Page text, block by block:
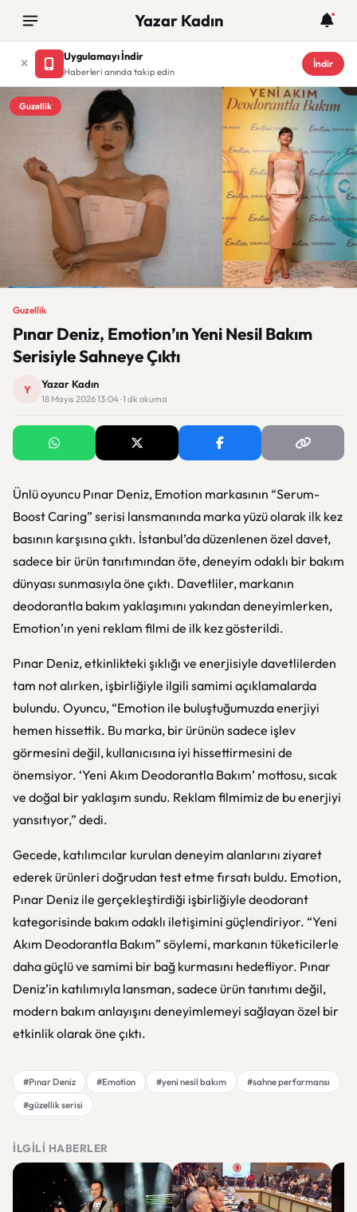
Yazar Kadın
Uygulamayı İndir
Haberleri anında takip edin
İndir
Guzellik
Guzellik
Pınar Deniz, Emotion’ın Yeni Nesil Bakım
Serisiyle Sahneye Çıktı
Y Yazar Kadın
18 Mayıs 2026 13:04 · 1 dk okuma
Ünlü oyuncu Pınar Deniz, Emotion markasının “Serum-
Boost Caring” serisi lansmanında marka yüzü olarak ilk kez
basının karşısına çıktı. İstanbul’da düzenlenen özel davet,
sadece bir ürün tanıtımından öte, deneyim odaklı bir bakım
dünyası sunmasıyla öne çıktı. Davetliler, markanın
deodorantla bakım yaklaşımını yakından deneyimlerken,
Emotion’ın yeni reklam filmi de ilk kez gösterildi.
Pınar Deniz, etkinlikteki şıklığı ve enerjisiyle davetlilerden
tam not alırken, işbirliğiyle ilgili samimi açıklamalarda
bulundu. Oyuncu, “Emotion ile buluştuğumuzda enerjiyi
hemen hissettik. Bu marka, bir ürünün sadece işlev
görmesini değil, kullanıcısına iyi hissettirmesini de
önemsiyor. ‘Yeni Akım Deodorantla Bakım’ mottosu, sıcak
ve doğal bir yaklaşım sundu. Reklam filmimiz de bu enerjiyi
yansıtıyor,” dedi.
Gecede, katılımcılar kurulan deneyim alanlarını ziyaret
ederek ürünleri doğrudan test etme fırsatı buldu. Emotion,
Pınar Deniz ile gerçekleştirdiği işbirliğiyle deodorant
kategorisinde bakım odaklı iletişimini güçlendiriyor. “Yeni
Akım Deodorantla Bakım” söylemi, markanın tüketicilerle
daha güçlü ve samimi bir bağ kurmasını hedefliyor. Pınar
Deniz’in katılımıyla lansman, sadece ürün tanıtımı değil,
modern bakım anlayışını deneyimlemeyi sağlayan özel bir
etkinlik olarak öne çıktı.
#Pınar Deniz #Emotion #yeni nesil bakım
#sahne performansı
#güzellik serisi
İLGILI HABERLER